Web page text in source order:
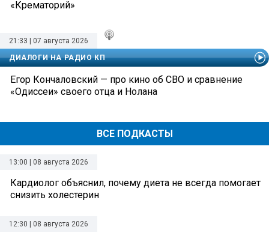
ВСЕ ПОДКАСТЫ
«Крематорий»
21:33 | 07 августа 2026
ДИАЛОГИ НА РАДИО КП
Егор Кончаловский — про кино об СВО и сравнение
«Одиссеи» своего отца и Нолана
13:00 | 08 августа 2026
Кардиолог объяснил, почему диета не всегда помогает
снизить холестерин
12:30 | 08 августа 2026